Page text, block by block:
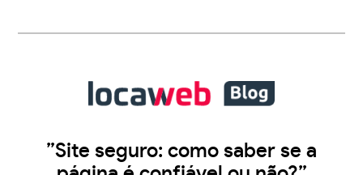
”Site seguro: como saber se a